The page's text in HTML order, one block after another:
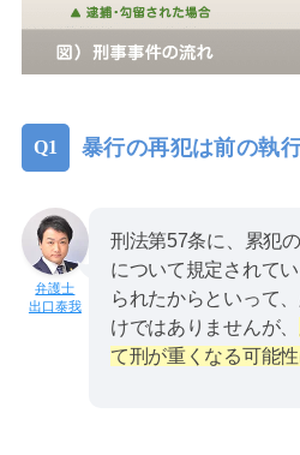
暴行の再犯は前の執
出口泰我
刑法第57条に、累犯
について規定されて
られたからといって
けではありませんが、
て刑が重くなる可能性